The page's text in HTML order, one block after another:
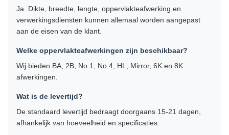
Ja. Dikte, breedte, lengte, oppervlakteafwerking en
verwerkingsdiensten kunnen allemaal worden aangepast
aan de eisen van de klant.
Welke oppervlakteafwerkingen zijn beschikbaar?
Wij bieden BA, 2B, No.1, No.4, HL, Mirror, 6K en 8K
afwerkingen.
Wat is de levertijd?
De standaard levertijd bedraagt ​​doorgaans 15-21 dagen,
afhankelijk van hoeveelheid en specificaties.